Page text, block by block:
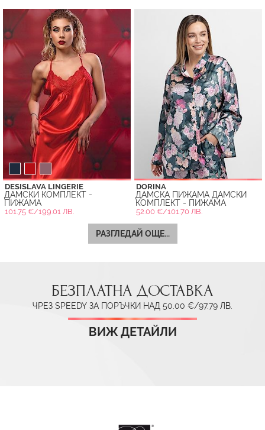
DESISLAVA LINGERIE
ДАМСКИ КОМПЛЕКТ -
ПИЖАМА
101.75 €/199.01 ЛВ.
DORINA
ДАМСКА ПИЖАМА ДАМСКИ
КОМПЛЕКТ - ПИЖАМА
52.00 €/101.70 ЛВ.
РАЗГЛЕДАЙ ОЩЕ...
БЕЗПЛАТНА ДОСТАВКА
ЧРЕЗ SPEEDY ЗА ПОРЪЧКИ НАД 50.00 €/97.79 ЛВ.
ВИЖ ДЕТАЙЛИ